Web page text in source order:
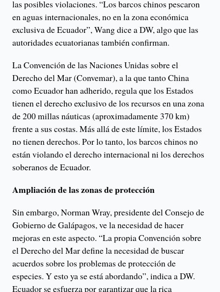
las posibles violaciones. “Los barcos chinos pescaron
en aguas internacionales, no en la zona económica
exclusiva de Ecuador”, Wang dice a DW, algo que las
autoridades ecuatorianas también confirman.
La Convención de las Naciones Unidas sobre el
Derecho del Mar (Convemar), a la que tanto China
como Ecuador han adherido, regula que los Estados
tienen el derecho exclusivo de los recursos en una zona
de 200 millas náuticas (aproximadamente 370 km)
frente a sus costas. Más allá de este límite, los Estados
no tienen derechos. Por lo tanto, los barcos chinos no
están violando el derecho internacional ni los derechos
soberanos de Ecuador.
Ampliación de las zonas de protección
Sin embargo, Norman Wray, presidente del Consejo de
Gobierno de Galápagos, ve la necesidad de hacer
mejoras en este aspecto. “La propia Convención sobre
el Derecho del Mar define la necesidad de buscar
acuerdos sobre los problemas de protección de
especies. Y esto ya se está abordando”, indica a DW.
Ecuador se esfuerza por garantizar que la rica